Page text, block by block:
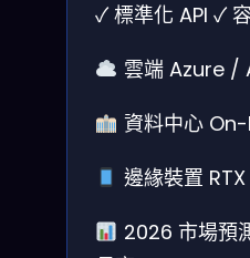
✓ 標準化 API ✓
雲端 Azure /
資料中心
邊緣裝置
2026 市場預